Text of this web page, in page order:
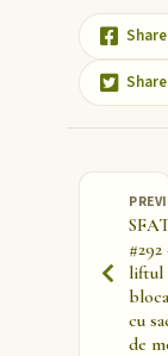
#292
liftul
cu
de